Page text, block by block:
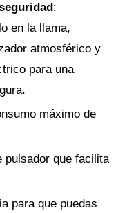
:
en la llama,
atmosférico y
para una
máximo de
pulsador que facilita
para que puedas